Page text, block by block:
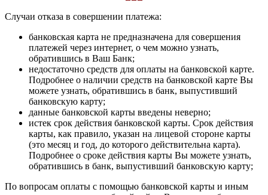
Случаи отказа в совершении платежа:
банковская карта не предназначена для совершения
платежей через интернет, о чем можно узнать,
обратившись в Ваш Банк;
недостаточно средств для оплаты на банковской карте.
Подробнее о наличии средств на банковской карте Вы
можете узнать, обратившись в банк, выпустивший
банковскую карту;
данные банковской карты введены неверно;
истек срок действия банковской карты. Срок действия
карты, как правило, указан на лицевой стороне карты
(это месяц и год, до которого действительна карта).
Подробнее о сроке действия карты Вы можете узнать,
обратившись в банк, выпустивший банковскую карту;
По вопросам оплаты с помощью банковской карты и иным